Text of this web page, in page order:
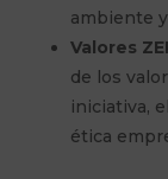
ambiente
Valores
de los
iniciativa,
ética